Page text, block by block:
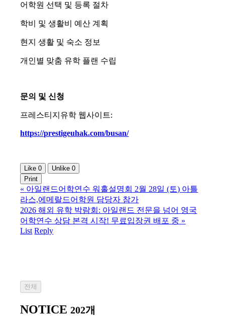
어학원 선택 및 등록 절차
학비 및 생활비 예산 계획
현지 생활 및 숙소 정보
개인별 맞춤 유학 플랜 수립
문의 및 신청
프레스티지유학 웹사이트:
https://prestigeuhak.com/busan/
Like0 Unlike0
Print
« 아일랜드어학연수 워홀설명회 2월 28일 (토) 아틀
라스,에메랄드어학원 담당자 참가
2026 해외 유학 박람회: 아일랜드 전문을 넘어 영국
어학연수 상담 본격 시작! 무료입장권 배포 중 »
List Reply
전체
NOTICE202개